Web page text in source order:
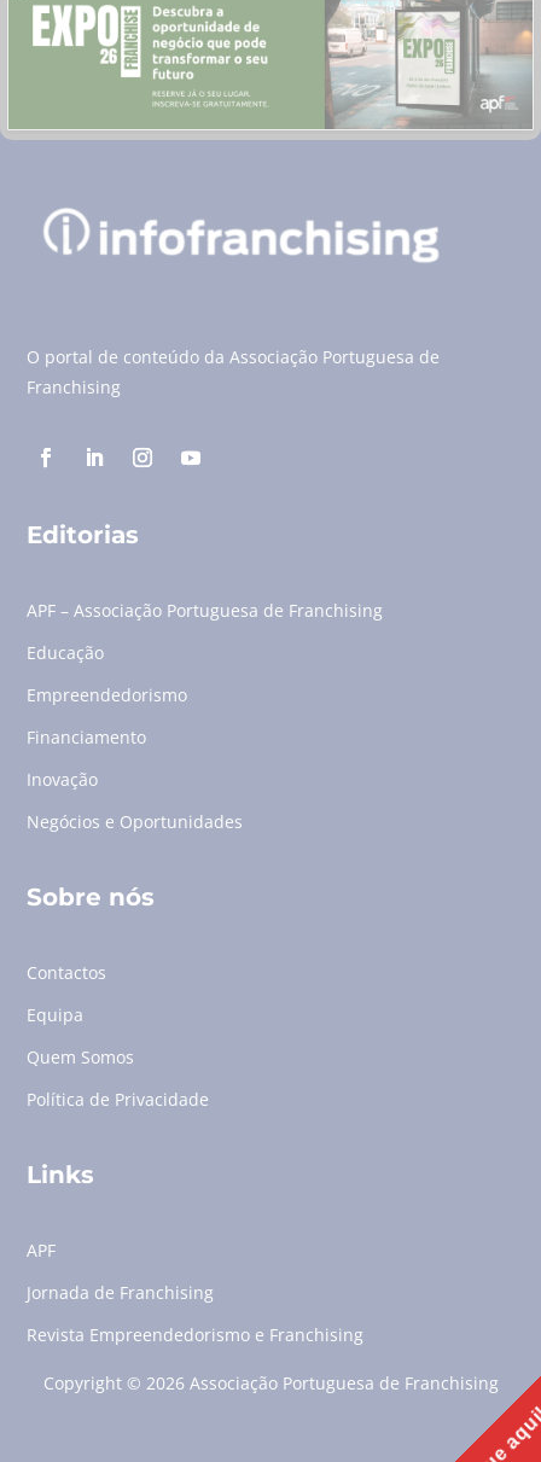
O portal de conteúdo da Associação Portuguesa de
Franchising
Editorias
APF – Associação Portuguesa de Franchising
Educação
Empreendedorismo
Financiamento
Inovação
Negócios e Oportunidades
Sobre nós
Contactos
Equipa
Quem Somos
Política de Privacidade
Links
APF
Jornada de Franchising
Revista Empreendedorismo e Franchising
Copyright © 2026 Associação Portuguesa de Franchising